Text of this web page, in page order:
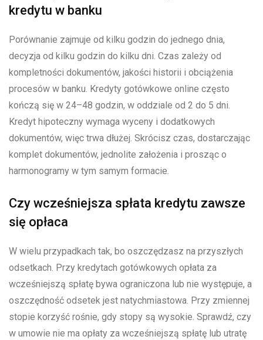
kredytu w banku
Porównanie zajmuje od kilku godzin do jednego dnia,
decyzja od kilku godzin do kilku dni. Czas zależy od
kompletności dokumentów, jakości historii i obciążenia
procesów w banku. Kredyty gotówkowe online często
kończą się w 24–48 godzin, w oddziale od 2 do 5 dni.
Kredyt hipoteczny wymaga wyceny i dodatkowych
dokumentów, więc trwa dłużej. Skrócisz czas, dostarczając
komplet dokumentów, jednolite założenia i prosząc o
harmonogramy w tym samym formacie.
Czy wcześniejsza spłata kredytu zawsze
się opłaca
W wielu przypadkach tak, bo oszczędzasz na przyszłych
odsetkach. Przy kredytach gotówkowych opłata za
wcześniejszą spłatę bywa ograniczona lub nie występuje, a
oszczędność odsetek jest natychmiastowa. Przy zmiennej
stopie korzyść rośnie, gdy stopy są wysokie. Sprawdź, czy
w umowie nie ma opłaty za wcześniejszą spłatę lub utratę